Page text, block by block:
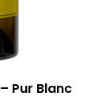
Pur Blanc